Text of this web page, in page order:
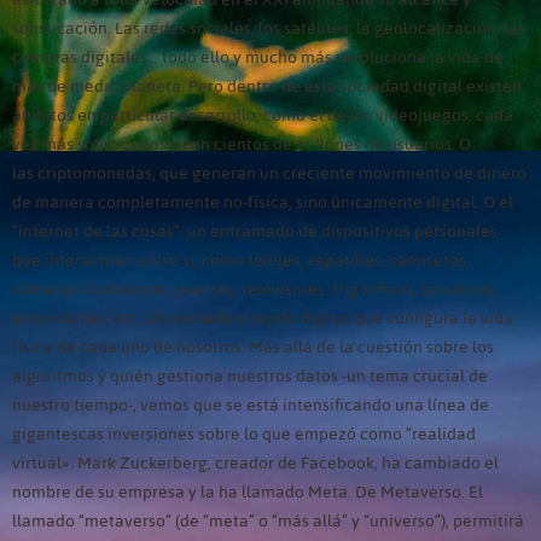
sofisticación. Las redes sociales, los satélites, la geolocalización, las
compras digitales… todo ello y mucho más revoluciona la vida de
más de medio planeta. Pero dentro de esta sociedad digital existen
ámbitos en particular desarrollo, como el de los videojuegos, cada
vez más sofisticados y con cientos de millones de usuarios. O
las criptomonedas, que generan un creciente movimiento de dinero
de manera completamente no-física, sino únicamente digital. O el
“internet de las cosas”, un entramado de dispositivos personales
que interactúan entre sí, como relojes, zapatillas, camisetas,
cámaras ciudadanas, puertas, televisores, frigoríficos, lavadoras,
automóviles, etc. Un verdadero tejido digital que configura la vida
física de cada uno de nosotros. Más allá de la cuestión sobre los
algoritmos y quién gestiona nuestros datos -un tema crucial de
nuestro tiempo-, vemos que se está intensificando una línea de
gigantescas inversiones sobre lo que empezó como “realidad
virtual». Mark Zuckerberg, creador de Facebook, ha cambiado el
nombre de su empresa y la ha llamado Meta. De Metaverso. El
llamado “metaverso” (de “meta” o “más allá” y “universo”), permitirá